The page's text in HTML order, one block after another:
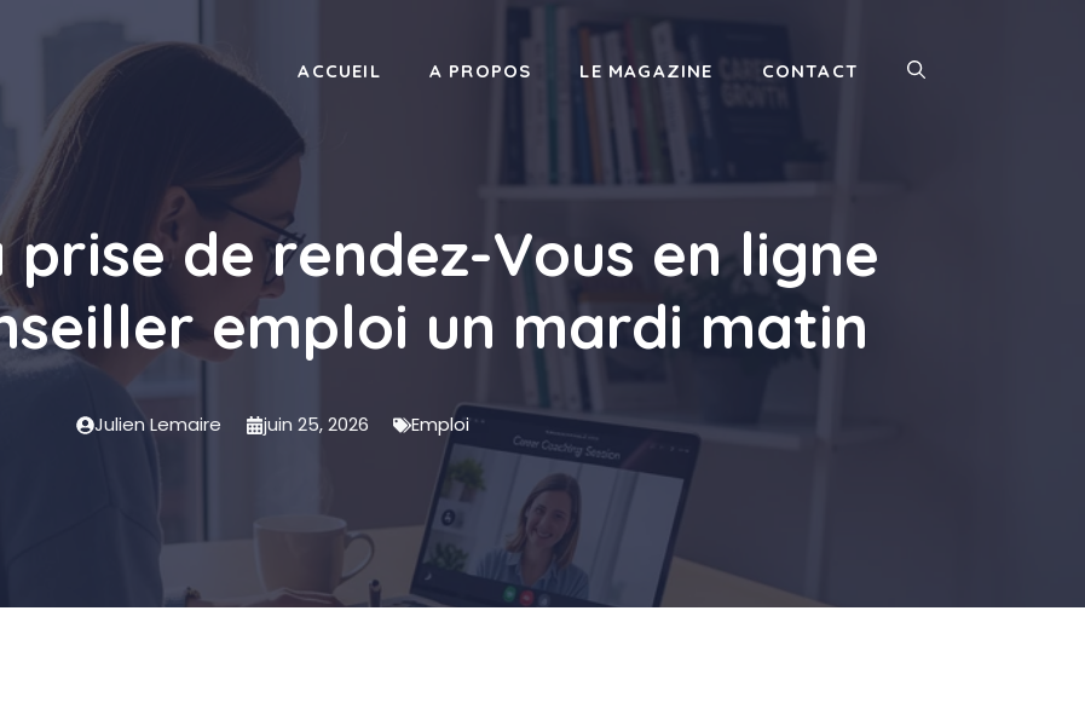
ACCUEIL A PROPOS LE MAGAZINE CONTACT
prise de rendez-Vous en ligne
emploi un mardi matin
Julien Lemaire juin 25, 2026 Emploi